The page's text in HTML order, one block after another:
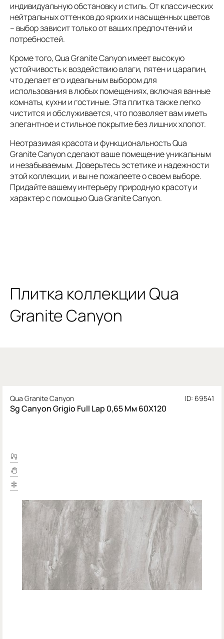
индивидуальную обстановку и стиль. От классических
нейтральных оттенков до ярких и насыщенных цветов
– выбор зависит только от ваших предпочтений и
потребностей.
Кроме того, Qua Granite Canyon имеет высокую
устойчивость к воздействию влаги, пятен и царапин,
что делает его идеальным выбором для
использования в любых помещениях, включая ванные
комнаты, кухни и гостиные. Эта плитка также легко
чистится и обслуживается, что позволяет вам иметь
элегантное и стильное покрытие без лишних хлопот.
Неотразимая красота и функциональность Qua
Granite Canyon сделают ваше помещение уникальным
и незабываемым. Доверьтесь эстетике и надежности
этой коллекции, и вы не пожалеете о своем выборе.
Придайте вашему интерьеру природную красоту и
характер с помощью Qua Granite Canyon.
Плитка коллекции Qua
Granite Canyon
Qua Granite Canyon ID: 69541
Sg Canyon Grigio Full Lap 0,65 Мм 60X120